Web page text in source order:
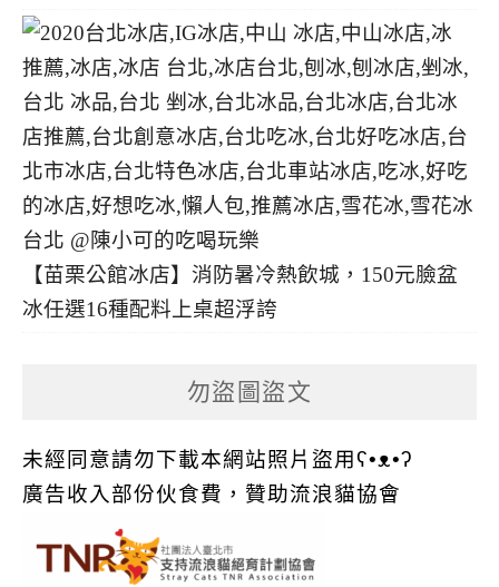
【苗栗公館冰店】消防暑冷熱飲城，150元臉盆
冰任選16種配料上桌超浮誇
勿盜圖盜文
未經同意請勿下載本網站照片盜用ʕ•ᴥ•ʔ
廣告收入部份伙食費，贊助流浪貓協會